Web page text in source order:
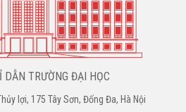
DẪN TRƯỜNG ĐẠI HỌC
lợi, 175 Tây Sơn, Đống Đa, Hà Nội